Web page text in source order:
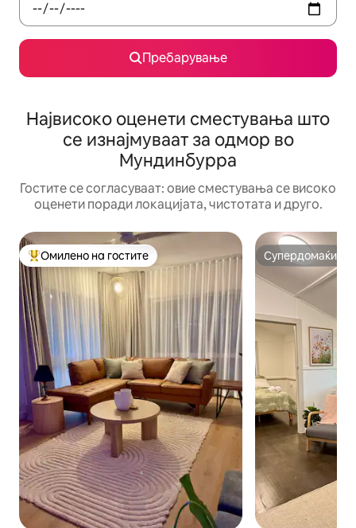
Пребарување
Највисоко оценети сместувања што
се изнајмуваат за одмор во
Мундинбурра
Гостите се согласуваат: овие сместувања се високо
оценети поради локацијата, чистотата и друго.
Меѓу најуспешните „Омилени на гостите“
Омилено на гостите Супердомаќин
Супердомаќин